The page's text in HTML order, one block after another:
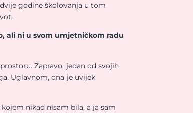
godine školovanja u tom
ali ni u svom umjetničkom radu
Zapravo, jedan od svojih
Uglavnom, ona je uvijek
nikad nisam bila, a ja sam